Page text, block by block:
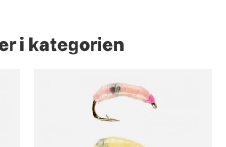
i kategorien